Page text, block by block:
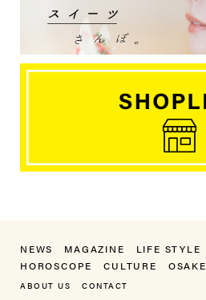
NEWS MAGAZINE LIFE STYLE
HOROSCOPE
CULTURE OSAKE
ABOUT US CONTACT